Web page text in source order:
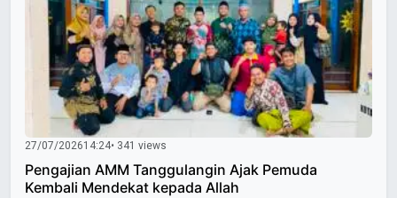
27/07/202614:24• 341 views
Pengajian AMM Tanggulangin Ajak Pemuda
Kembali Mendekat kepada Allah